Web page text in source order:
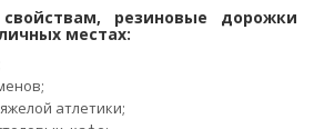
резиновые дорожки
местах:
атлетики;